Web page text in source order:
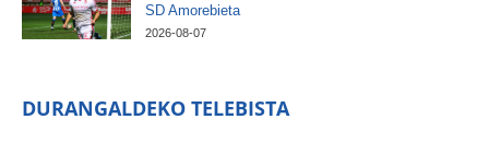
SD Amorebieta
2026-08-07
DURANGALDEKO TELEBISTA